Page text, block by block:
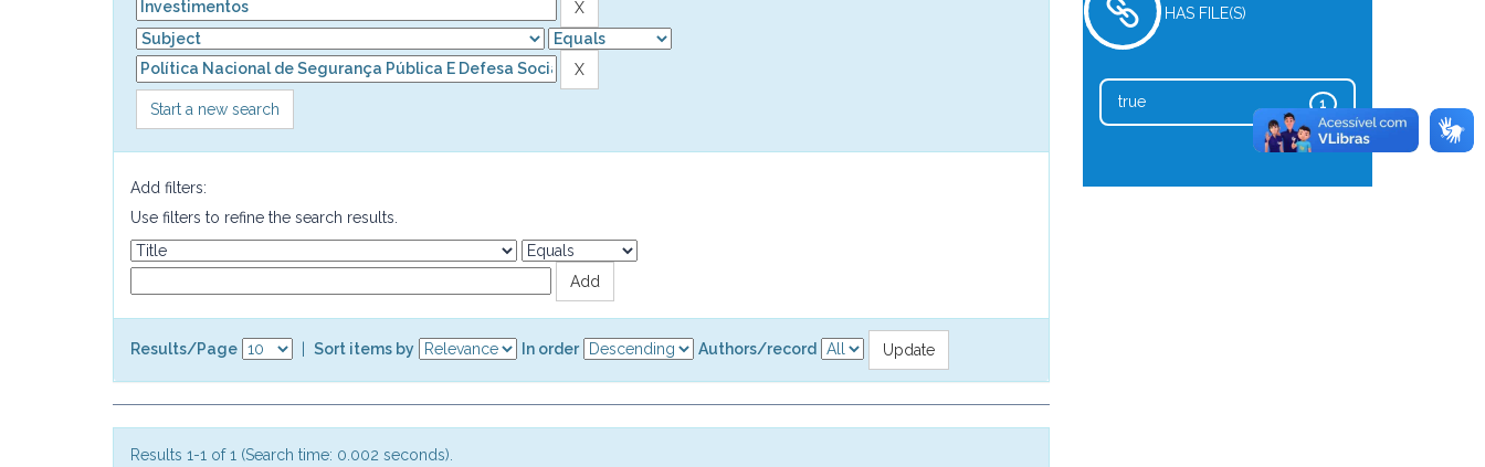
Start a new search
Add filters:
Use filters to refine the search results.
Results/Page Sort items by In order Authors/record
Results 1-1 of 1 (Search time: 0.002 seconds).
HAS FILE(S)
1
true